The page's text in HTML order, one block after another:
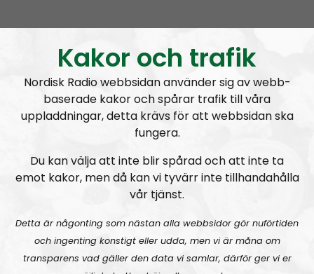
Hold Fanen Høyt! Avsnitt 2023-05-29
Hold Fanen Høyt! #71 – Blond, blåøyd og anabole steroider
Hold Fanen Høyt! Avsnitt
Hold Fanen Høyt! #70 – Halldis Neegård Østbye
Kakor och trafik
Nordisk Radio webbsidan använder sig av webb-
baserade kakor och spårar trafik till våra
uppladdningar, detta krävs för att webbsidan ska
fungera.
Du kan välja att inte blir spårad och att inte ta
emot kakor, men då kan vi tyvärr inte tillhandahålla
vår tjänst.
Detta är någonting som nästan alla webbsidor gör nuförtiden
och ingenting konstigt eller udda, men vi är måna om
transparens vad gäller den data vi samlar, därför ger vi er